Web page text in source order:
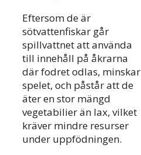
Eftersom de är
sötvattenfiskar går
spillvattnet att använda
till innehåll på åkrarna
där fodret odlas, minskar
spelet, och påstår att de
äter en stor mängd
vegetabilier än lax, vilket
kräver mindre resurser
under uppfödningen.